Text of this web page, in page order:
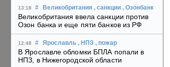
13:18 # Великобритания , санкции , Озонбанк
Великобритания ввела санкции против
Озон банка и еще пяти банков из РФ
12:48 # Ярославль , НПЗ , пожар
В Ярославле обломки БПЛА попали в
НПЗ, в Нижегородской области